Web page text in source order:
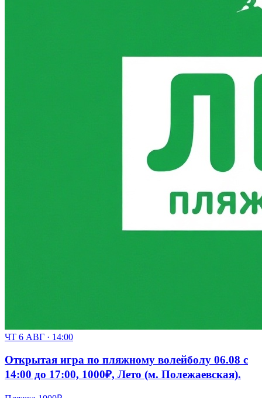
ЧТ 6 АВГ · 14:00
Открытая игра по пляжному волейболу 06.08 с
14:00 до 17:00, 1000₽, Лето (м. Полежаевская).